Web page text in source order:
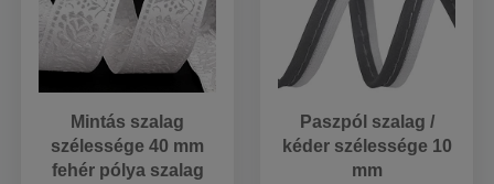
Mintás szalag
szélessége 40 mm
fehér pólya szalag
Paszpól szalag /
kéder szélessége 10
mm